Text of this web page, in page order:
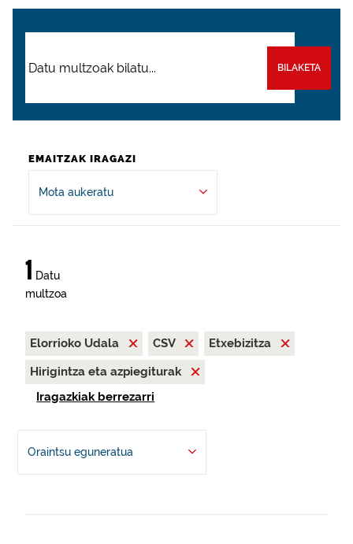
BILAKETA
EMAITZAK IRAGAZI
Mota aukeratu
1 Datu
multzoa
Elorrioko Udala CSV
Etxebizitza
Hirigintza eta azpiegiturak
Iragazkiak berrezarri
Oraintsu eguneratua